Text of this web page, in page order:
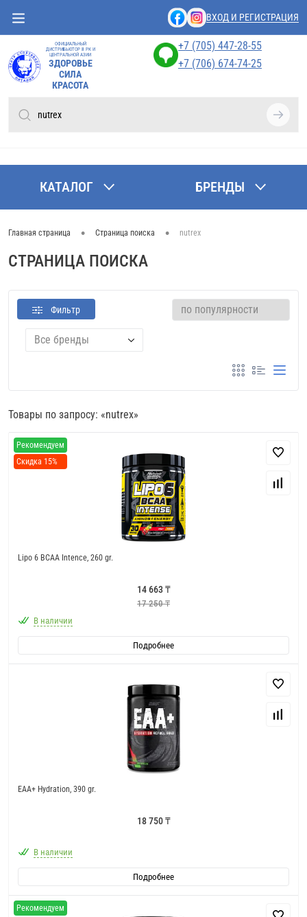
ВХОД И РЕГИСТРАЦИЯ
ОФИЦИАЛЬНЫЙ
ДИСТРИБЬЮТОР В РК И
ЦЕНТРАЛЬНОЙ АЗИИ
ЗДОРОВЬЕ
СИЛА
КРАСОТА
+7 (705) 447-28-55
+7 (706) 674-74-25
КАТАЛОГ БРЕНДЫ
Главная страница • Страница поиска • nutrex
СТРАНИЦА ПОИСКА
Фильтр
Все бренды
Товары по запросу: «nutrex»
Рекомендуем
Скидка 15%
Lipo 6 BCAA Intence, 260 gr.
14 663 ₸
17 250 ₸
В наличии
Подробнее
EAA+ Hydration, 390 gr.
18 750 ₸
В наличии
Подробнее
Рекомендуем